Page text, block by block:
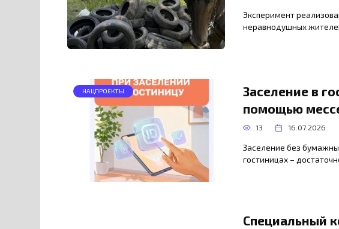
Эксперимент
неравнодушных
НАЦПРОЕКТЫ
Заселение в
помощью
13 16.07.2026
Заселение без
гостиницах –
Специальный